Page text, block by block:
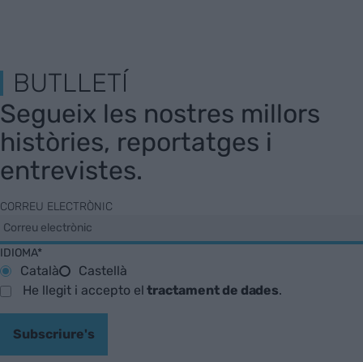
BUTLLETÍ
Segueix les nostres millors
històries, reportatges i
entrevistes.
CORREU ELECTRÒNIC
IDIOMA*
Català
Castellà
He llegit i accepto eltractament de dades.
Subscriure's